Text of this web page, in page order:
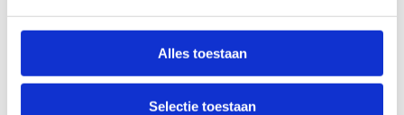
Alles toestaan
Selectie toestaan